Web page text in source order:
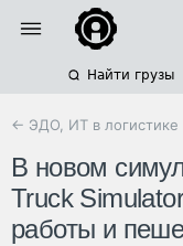
Найти грузы
← ЭДО, ИТ в логистике
В новом
Truck
работы и